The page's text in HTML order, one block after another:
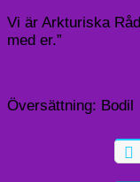
Vi är Arkturiska
med er.”
Översättning: Bodil